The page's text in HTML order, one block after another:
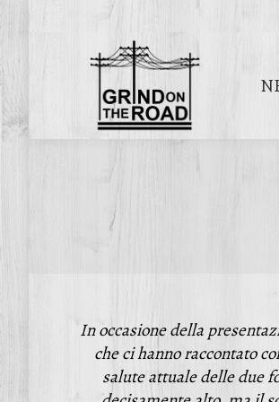
In occasione della
che ci hanno raccontato
salute attuale delle due